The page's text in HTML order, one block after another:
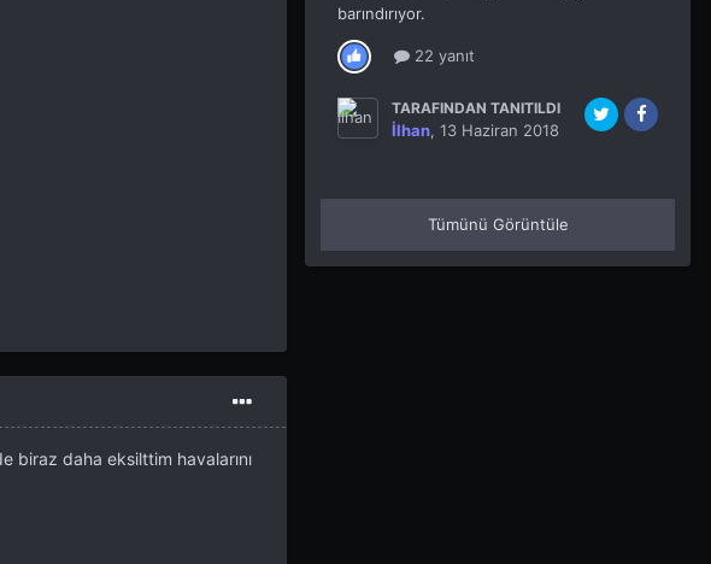
biraz daha eksilttim havalarını
barındırıyor.
22 yanıt
TARAFINDAN TANITILDI
İlhan, 13 Haziran 2018
Tümünü Görüntüle